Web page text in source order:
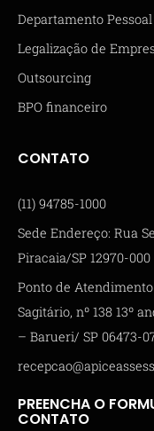
Departamento Pessoal
Legalização de
Outsourcing
BPO financeiro
CONTATO
(11) 94785-1000
Sede Endereço: Rua
Piracaia/SP 12970-000
Ponto de
Sagitário, nº 138 13º
– Barueri/ SP 06473-
PREENCHA O
CONTATO